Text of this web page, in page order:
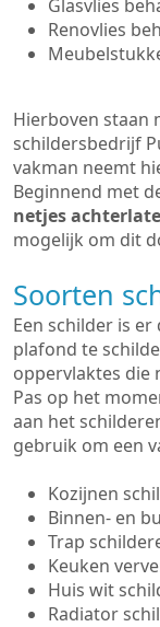
Glasvlies
Renovlies
Hierboven staan
schildersbedrijf
vakman neemt
Beginnend met
netjes
mogelijk om dit
Soorten
Een schilder is
plafond te
oppervlaktes die
Pas op het
aan het
gebruik om een
Kozijnen
Binnen- en
Trap
Keuken
Huis wit
Radiator